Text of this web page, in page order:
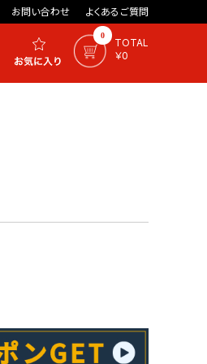
お問い合わせ よくあるご質問
0
TOTAL
￥0